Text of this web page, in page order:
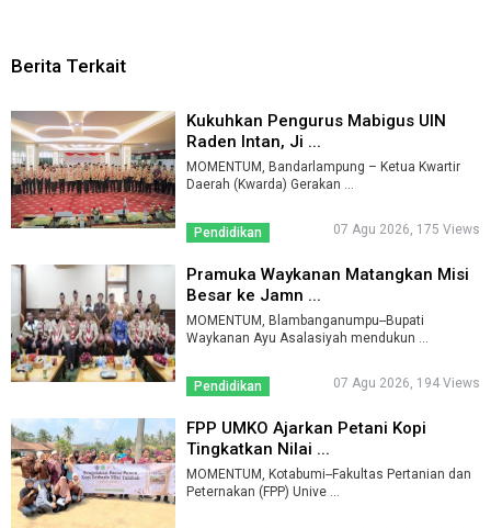
Berita Terkait
Kukuhkan Pengurus Mabigus UIN
Raden Intan, Ji ...
MOMENTUM, Bandarlampung – Ketua Kwartir
Daerah (Kwarda) Gerakan ...
Pendidikan 07 Agu 2026, 175 Views
Pramuka Waykanan Matangkan Misi
Besar ke Jamn ...
MOMENTUM, Blambanganumpu--Bupati
Waykanan Ayu Asalasiyah mendukun ...
Pendidikan 07 Agu 2026, 194 Views
FPP UMKO Ajarkan Petani Kopi
Tingkatkan Nilai ...
MOMENTUM, Kotabumi--Fakultas Pertanian dan
Peternakan (FPP) Unive ...